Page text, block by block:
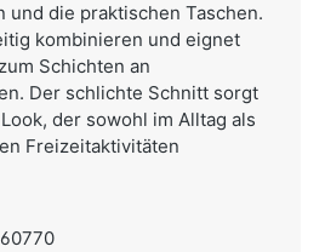
und die praktischen Taschen.
kombinieren und eignet
Schichten an
Der schlichte Schnitt sorgt
der sowohl im Alltag als
Freizeitaktivitäten